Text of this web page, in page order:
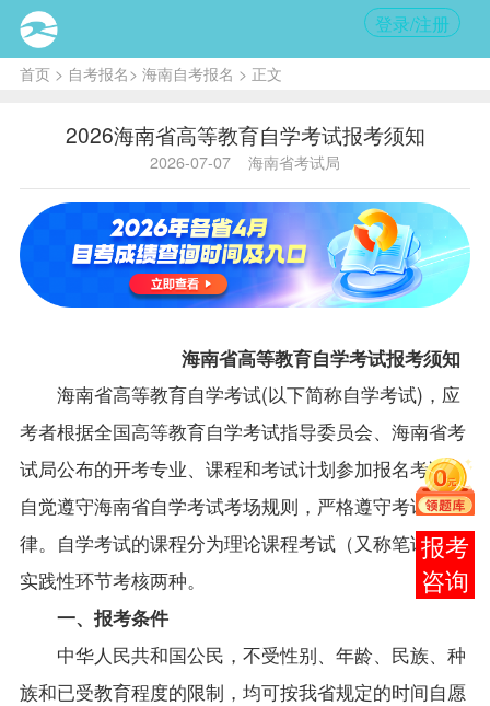
登录/注册
首页> 自考报名> 海南自考报名 > 正文
2026海南省高等教育自学考试报考须知
2026-07-07 海南省考试局
海南省高等教育自学考试报考须知
海南省高等教育自学考试(以下简称自学考试)，应
考者根据全国高等教育自学考试指导委员会、海南省考
试局公布的开考专业、课程和考试计划参加报名考试，
自觉遵守海南省自学考试考场规则，严格遵守考试纪
律。自学考试的课程分为理论课程考试（又称笔试）和
实践性环节考核两种。
一、报考条件
中华人民共和国公民，不受性别、年龄、民族、种
族和已受教育程度的限制，均可按我省规定的时间自愿
报考
咨询